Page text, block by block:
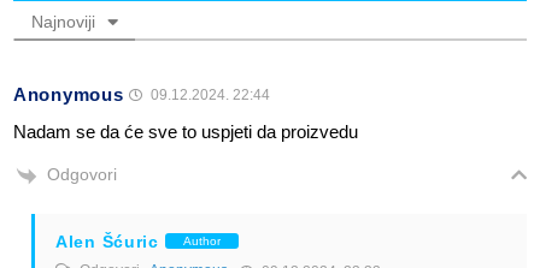
Najnoviji
Anonymous 09.12.2024. 22:44
Nadam se da će sve to uspjeti da proizvedu
Odgovori
Alen Šćuric Author